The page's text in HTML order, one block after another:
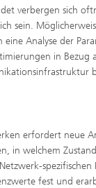
verbergen sich
sein.
Analyse der
in
erfordert neue
in welchem
fest und